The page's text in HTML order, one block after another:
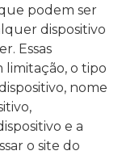
podem ser
dispositivo
Essas
limitação, o tipo
nome
e a
o site do